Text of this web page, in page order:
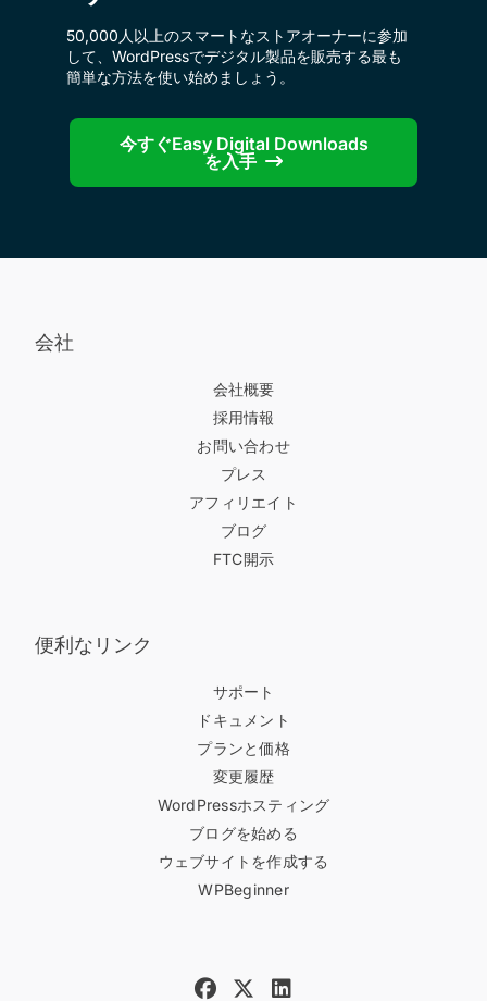
50,000人以上のスマートなストアオーナーに参加
して、WordPressでデジタル製品を販売する最も
簡単な方法を使い始めましょう。
今すぐEasy Digital Downloads
を入手
会社
会社概要
採用情報
お問い合わせ
プレス
アフィリエイト
ブログ
FTC開示
便利なリンク
サポート
ドキュメント
プランと価格
変更履歴
WordPressホスティング
ブログを始める
ウェブサイトを作成する
WPBeginner